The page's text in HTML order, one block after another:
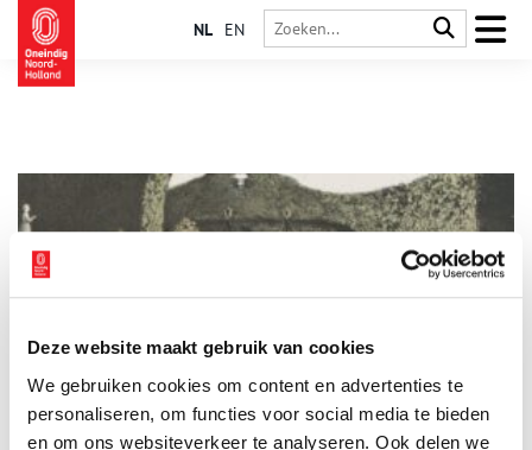
Deze website maakt gebruik van cookies
We gebruiken cookies om content en advertenties te
personaliseren, om functies voor social media te bieden
en om ons websiteverkeer te analyseren. Ook delen we
NL EN
Het Amsterdamse Theater Frascati in de Nes mag dan zo nu en
dan avontuurlijk theater programmeren, zo wild als in de
negentiende eeuw, met eau de cologne-fonteinen, watervallen